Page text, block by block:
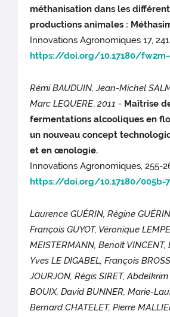
méthanisation dans les
productions animales :
Innovations Agronomiques 17,
https://doi.org/10.17180/fw2m-
Rémi BAUDUIN, Jean-Michel
Marc LEQUERE,2011 - Maîtrise
fermentations alcooliques en
un nouveau concept
et en œnologie.
Innovations Agronomiques, 255-
https://doi.org/10.17180/005b-
Laurence GUÉRIN, Régine
François GUYOT, Véronique
MEISTERMANN, Benoît VINCENT,
Yves LE DIGABEL, François
JOURJON, Régis SIRET,
BOUIX, David BUNNER, Marie-
Bernard CHATELET, Pierre